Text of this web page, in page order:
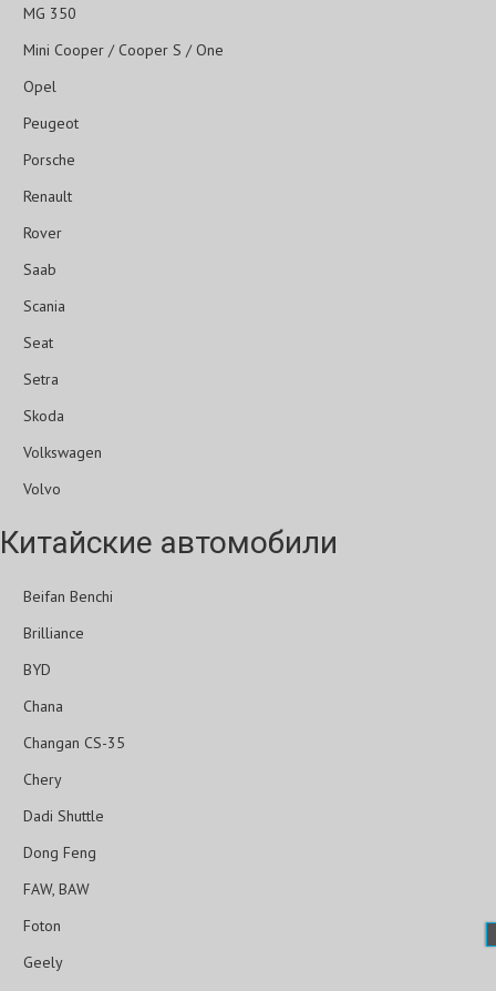
MG 350
Mini Cooper / Cooper S / One
Opel
Peugeot
Porsche
Renault
Rover
Saab
Scania
Seat
Setra
Skoda
Volkswagen
Volvo
Китайские автомобили
Beifan Benchi
Brilliance
BYD
Chana
Changan CS-35
Chery
Dadi Shuttle
Dong Feng
FAW, BAW
Foton
Geely